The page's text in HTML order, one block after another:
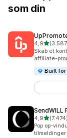
som din
4,9ud af 5
3587
Skab et
affiliate-
Built
SendWILL
4,9ud af 5
(7.474)
7474
Pop op-
tilmeldinger